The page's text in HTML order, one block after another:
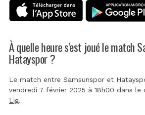
À quelle heure s'est joué le match
Hatayspor ?
Le match entre Samsunspor et
vendredi 7 février 2025 à 18h00 dans le
Lig.